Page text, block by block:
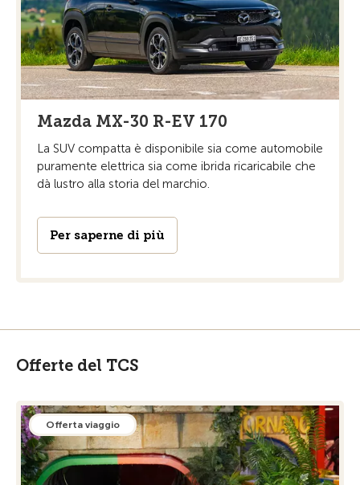
Mazda MX-30 R-EV 170
La SUV compatta è disponibile sia come automobile
puramente elettrica sia come ibrida ricaricabile che
dà lustro alla storia del marchio.
Per saperne di più
Offerte del TCS
Offerta viaggio